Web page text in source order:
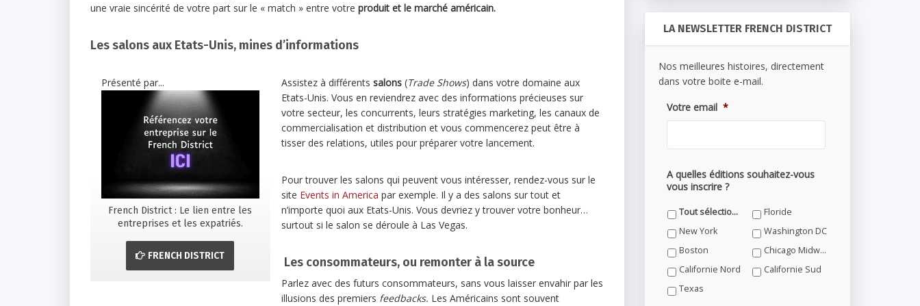
une vraie sincérité de votre part sur le « match » entre votre produit et le marché américain.
Les salons aux Etats-Unis, mines d’informations
Présenté par...
French District : Le lien entre les
entreprises et les expatriés.
FRENCH DISTRICT
Assistez à différents salons(Trade Shows) dans votre domaine aux
Etats-Unis. Vous en reviendrez avec des informations précieuses sur
votre secteur, les concurrents, leurs stratégies marketing, les canaux de
commercialisation et distribution et vous commencerez peut être à
tisser des relations, utiles pour préparer votre lancement.
Pour trouver les salons qui peuvent vous intéresser, rendez-vous sur le
site Events in America par exemple. Il y a des salons sur tout et
n’importe quoi aux Etats-Unis. Vous devriez y trouver votre bonheur…
surtout si le salon se déroule à Las Vegas.
Les consommateurs, ou remonter à la source
Parlez avec des futurs consommateurs, sans vous laisser envahir par les
illusions des premiers feedbacks. Les Américains sont souvent
LA NEWSLETTER FRENCH DISTRICT
Nos meilleures histoires, directement
dans votre boite e-mail.
Votre email *
A quelles éditions souhaitez-vous
vous inscrire ?
Tout sélectionner
Floride
New York
Washington DC
Boston
Chicago Midwest
Californie Nord
Californie Sud
Texas